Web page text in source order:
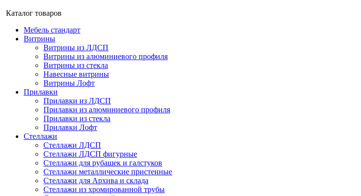
Каталог товаров
Мебель стандарт
Витрины
Витрины из ЛДСП
Витрины из алюминиевого профиля
Витрины из стекла
Навесные витрины
Витрины Лофт
Прилавки
Прилавки из ЛДСП
Прилавки из алюминиевого профиля
Прилавки из стекла
Прилавки Лофт
Стеллажи
Стеллажи ЛДСП
Стеллажи ЛДСП фигурные
Стеллажи для рубашек и галстуков
Стеллажи металлические пристенные
Стеллажи для Архива и склада
Стеллажи из хромированной трубы